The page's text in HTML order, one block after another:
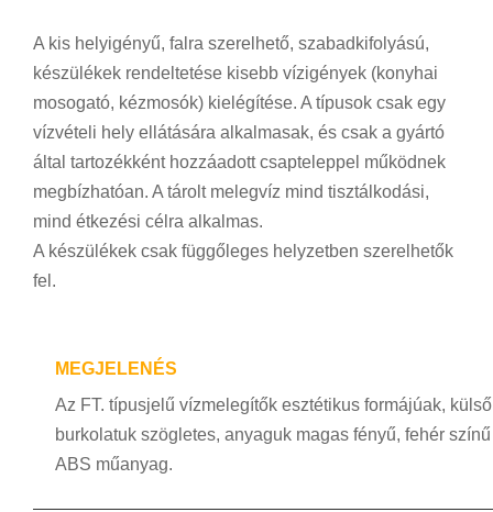
A kis helyigényű, falra szerelhető, szabadkifolyású,
készülékek rendeltetése kisebb vízigények (konyhai
mosogató, kézmosók) kielégítése. A típusok csak egy
vízvételi hely ellátására alkalmasak, és csak a gyártó
által tartozékként hozzáadott csapteleppel működnek
megbízhatóan. A tárolt melegvíz mind tisztálkodási,
mind étkezési célra alkalmas.
A készülékek csak függőleges helyzetben szerelhetők
fel.
MEGJELENÉS
Az FT. típusjelű vízmelegítők esztétikus formájúak, külső
burkolatuk szögletes, anyaguk magas fényű, fehér színű
ABS műanyag.